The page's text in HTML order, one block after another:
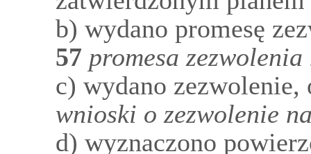
b) wydano promesę
57 promesa
c) wydano
wnioski o zezwolenie
d) wyznaczono